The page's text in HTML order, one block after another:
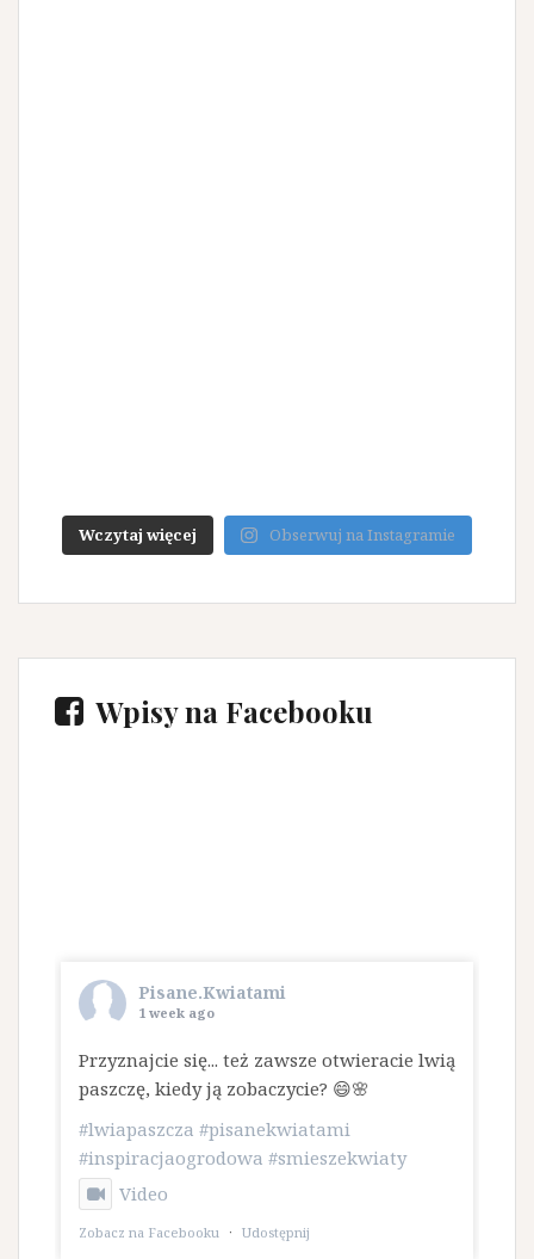
Wczytaj więcej Obserwuj na Instagramie
Wpisy na Facebooku
Pisane.Kwiatami
1 week ago
Przyznajcie się... też zawsze otwieracie lwią
paszczę, kiedy ją zobaczycie? 😄🌸
#lwiapaszcza #pisanekwiatami
#inspiracjaogrodowa #smieszekwiaty
Video
Zobacz na Facebooku · Udostępnij